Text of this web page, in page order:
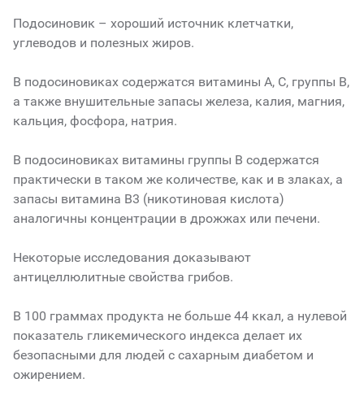
Подосиновик – хороший источник клетчатки,
углеводов и полезных жиров.
В подосиновиках содержатся витамины А, C, группы В,
а также внушительные запасы железа, калия, магния,
кальция, фосфора, натрия.
В подосиновиках витамины группы В содержатся
практически в таком же количестве, как и в злаках, а
запасы витамина В3 (никотиновая кислота)
аналогичны концентрации в дрожжах или печени.
Некоторые исследования доказывают
антицеллюлитные свойства грибов.
В 100 граммах продукта не больше 44 ккал, а нулевой
показатель гликемического индекса делает их
безопасными для людей с сахарным диабетом и
ожирением.